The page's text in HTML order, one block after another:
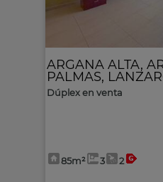
ARGANA ALTA,
PALMAS,
Dúplex en venta
85m² 3 2